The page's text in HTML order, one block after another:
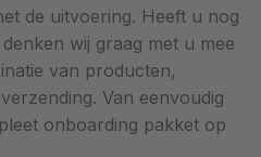
de uitvoering. Heeft u nog
wij graag met u mee
van producten,
Van eenvoudig
onboarding pakket op